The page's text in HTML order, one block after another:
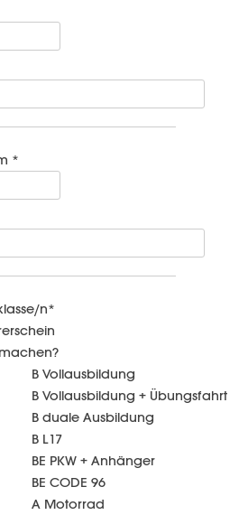
*
n*
B Vollausbildung
B Vollausbildung + Übungsfahrt
B duale Ausbildung
B L17
BE PKW + Anhänger
BE CODE 96
A Motorrad